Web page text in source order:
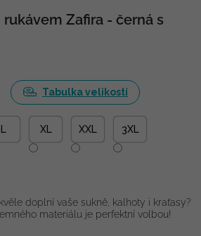
Zafira - černá s
Tabulka velikostí
XL XXL 3XL
doplní vaše sukně, kalhoty i kraťasy?
materiálu je perfektní volbou!